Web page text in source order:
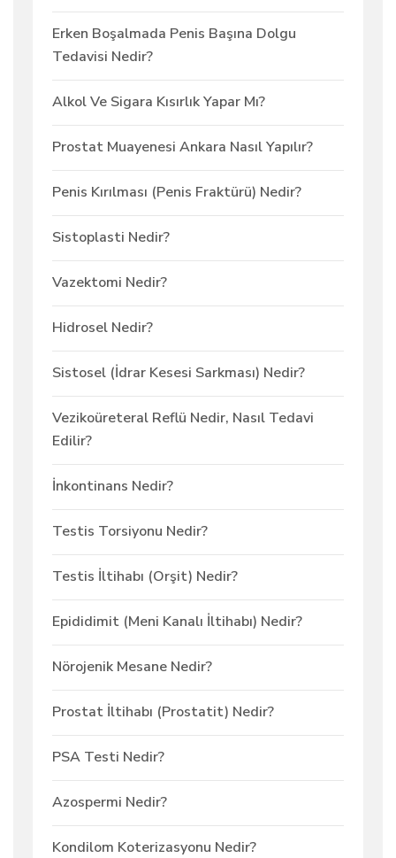
Erken Boşalmada Penis Başına Dolgu
Tedavisi Nedir?
Alkol Ve Sigara Kısırlık Yapar Mı?
Prostat Muayenesi Ankara Nasıl Yapılır?
Penis Kırılması (Penis Fraktürü) Nedir?
Sistoplasti Nedir?
Vazektomi Nedir?
Hidrosel Nedir?
Sistosel (İdrar Kesesi Sarkması) Nedir?
Vezikoüreteral Reflü Nedir, Nasıl Tedavi
Edilir?
İnkontinans Nedir?
Testis Torsiyonu Nedir?
Testis İltihabı (Orşit) Nedir?
Epididimit (Meni Kanalı İltihabı) Nedir?
Nörojenik Mesane Nedir?
Prostat İltihabı (Prostatit) Nedir?
PSA Testi Nedir?
Azospermi Nedir?
Kondilom Koterizasyonu Nedir?